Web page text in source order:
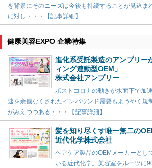
を背景にそのニーズは今後も持続することが見込ま
に対し・・・【記事詳細】
健康美容EXPO 企業特集
進化系受託製造のアンプリー
ィング連動型OEM」
株式会社アンプリー
ポストコロナの動きが水面下で加
速を余儀なくされたインバウンド需要もようやく規
がみえつつある・・・【記事詳細】
髪を知り尽くす唯一無二の
近代化学株式会社
ヘアケア製品のOEMメーカーとし
いる近代化学。美容室をルーツに